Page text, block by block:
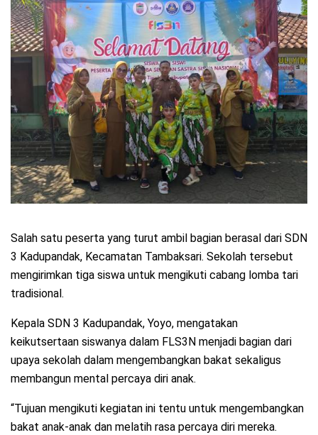
Salah satu peserta yang turut ambil bagian berasal dari SDN
3 Kadupandak, Kecamatan Tambaksari. Sekolah tersebut
mengirimkan tiga siswa untuk mengikuti cabang lomba tari
tradisional.
Kepala SDN 3 Kadupandak, Yoyo, mengatakan
keikutsertaan siswanya dalam FLS3N menjadi bagian dari
upaya sekolah dalam mengembangkan bakat sekaligus
membangun mental percaya diri anak.
“Tujuan mengikuti kegiatan ini tentu untuk mengembangkan
bakat anak-anak dan melatih rasa percaya diri mereka.